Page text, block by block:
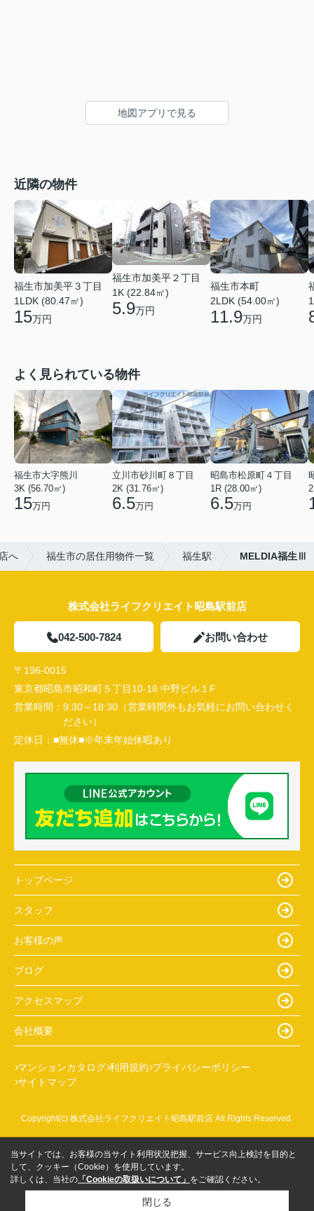
地図アプリで見る
近隣の物件
福生市加美平３丁目
1LDK (80.47㎡)
15万円
福生市加美平２丁目
1K (22.84㎡)
5.9万円
福生市本町
2LDK (54.00㎡)
11.9万円
よく見られている物件
福生市大字熊川
3K (56.70㎡)
15万円
立川市砂川町８丁目
2K (31.76㎡)
6.5万円
昭島市松原町４丁目
1R (28.00㎡)
6.5万円
へ 福生市の居住用物件一覧 福生駅 MELDIA福生Ⅲ
株式会社ライフクリエイト昭島駅前店
042-500-7824 お問い合わせ
〒196-0015
東京都昭島市昭和町５丁目10-18 中野ビル１F
営業時間： 9:30～18:30（営業時間外もお気軽にお問い合わせく
ださい）
定休日： ■無休■※年末年始休暇あり
トップページ
スタッフ
お客様の声
ブログ
アクセスマップ
会社概要
マンションカタログ 利用規約 プライバシーポリシー
サイトマップ
Copyright(c) 株式会社ライフクリエイト昭島駅前店 All Rights Reserved.
当サイトでは、お客様の当サイト利用状況把握、サービス向上検討を目的と
して、クッキー（Cookie）を使用しています。
詳しくは、当社の 「Cookieの取扱いについて」 をご確認ください。
閉じる